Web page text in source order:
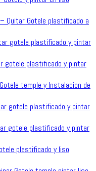
Quitar Gotele plastificado a
gotele plastificado y pintar
gotele plastificado y pintar
temple y Instalacion de
gotele plastificado y pintar
gotele plastificado y pintar
plastificado y liso